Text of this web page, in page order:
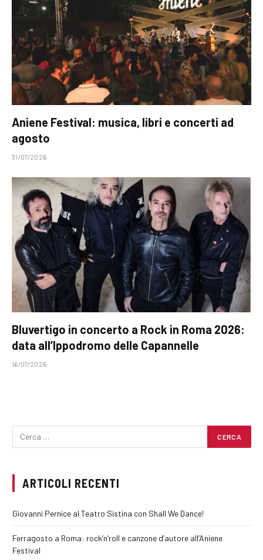
Aniene Festival: musica, libri e concerti ad
agosto
31/07/2026
Bluvertigo in concerto a Rock in Roma 2026:
data all’Ippodromo delle Capannelle
16/07/2026
ARTICOLI RECENTI
Giovanni Pernice al Teatro Sistina con Shall We Dance!
Ferragosto a Roma: rock’n’roll e canzone d’autore all’Aniene
Festival